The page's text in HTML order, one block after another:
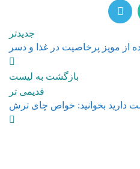
جدیدتر
از مویز پرخاصیت در غذا و دسر
بازگشت به لیست
قدیمی تر
دارید بخوانید: خواص چای ترش